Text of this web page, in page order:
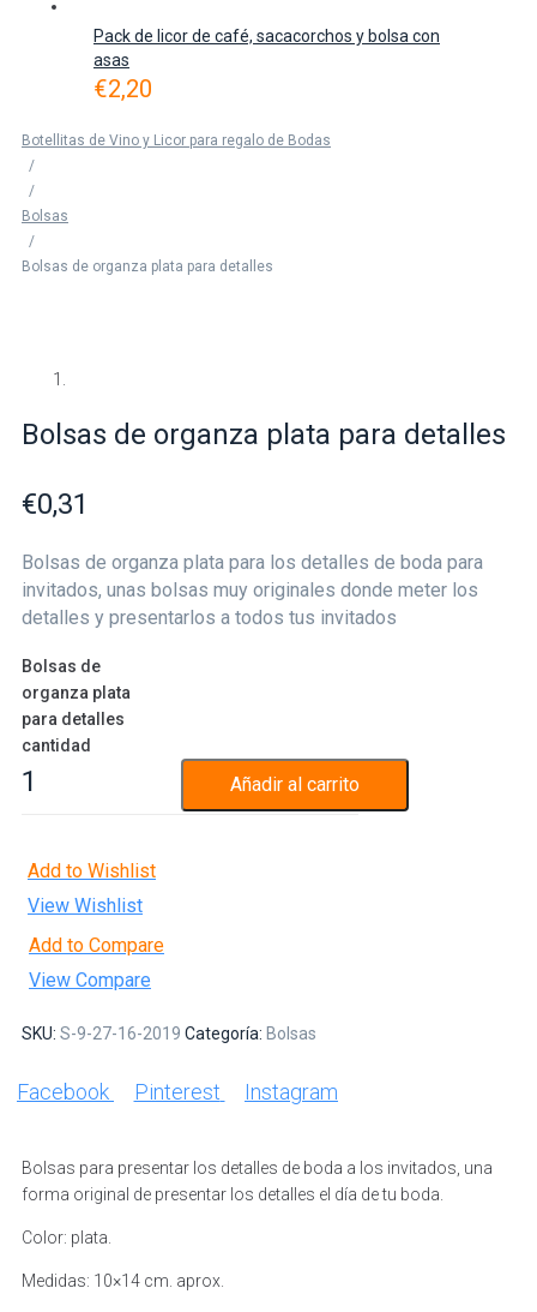
Pack de licor de café, sacacorchos y bolsa con
asas
€2,20
Botellitas de Vino y Licor para regalo de Bodas
/
/
Bolsas
/
Bolsas de organza plata para detalles
Bolsas de organza plata para detalles
€0,31
Bolsas de organza plata para los detalles de boda para
invitados, unas bolsas muy originales donde meter los
detalles y presentarlos a todos tus invitados
Bolsas de
organza plata
para detalles
cantidad
Añadir al carrito
Add to Wishlist
View Wishlist
Add to Compare
View Compare
SKU: S-9-27-16-2019 Categoría: Bolsas
Facebook Pinterest Instagram
Bolsas para presentar los detalles de boda a los invitados, una
forma original de presentar los detalles el día de tu boda.
Color: plata.
Medidas: 10×14 cm. aprox.